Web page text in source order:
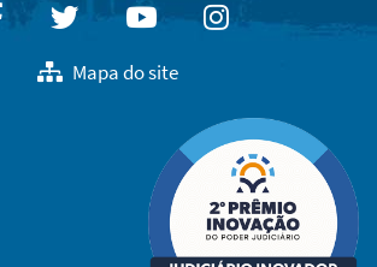
FacebookTwitterYoutubeInstagram
Mapa do site